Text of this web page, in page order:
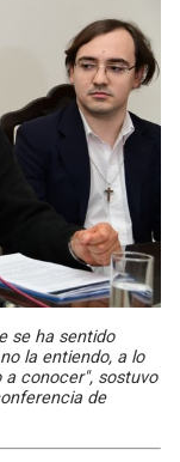
se ha sentido
la entiendo, a lo
conocer", sostuvo
de